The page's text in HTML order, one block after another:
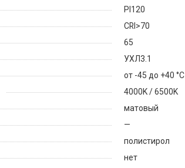
PI120
CRI>70
65
УХЛ3.1
от -45 до +40 °C
4000K / 6500K
матовый
—
полистирол
нет